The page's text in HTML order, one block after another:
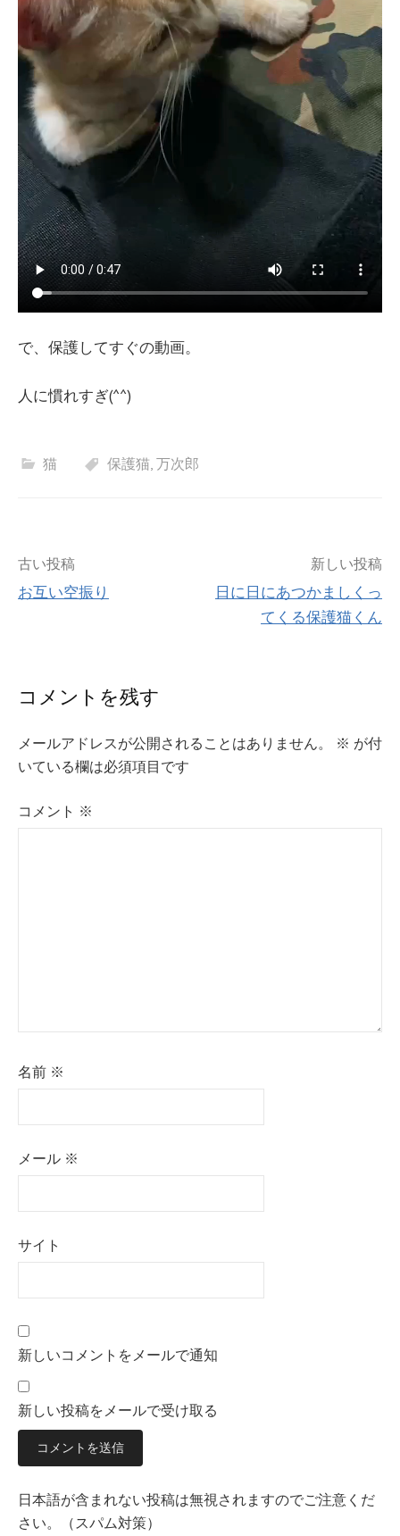
で、保護してすぐの動画。
人に慣れすぎ(^^)
猫 保護猫 万次郎
投
稿
ビ
ゲ
ー
シ
古い投稿
お互い空振り
新しい投稿
日に日にあつかましくっ
てくる保護猫くん
コメントを残す
メールアドレスが公開されることはありません。 ※ が付
いている欄は必須項目です
コメント ※
名前 ※
メール ※
サイト
新しいコメントをメールで通知
新しい投稿をメールで受け取る
日本語が含まれない投稿は無視されますのでご注意くだ
さい。（スパム対策）